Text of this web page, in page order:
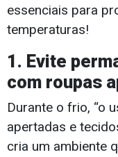
essenciais para
temperaturas!
1. Evite
com roupas
Durante o frio, “o
apertadas e
cria um ambiente